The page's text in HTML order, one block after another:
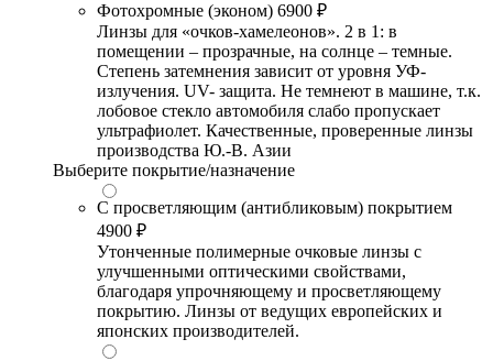
Фотохромные (эконом) 6900 ₽
Линзы для «очков-хамелеонов». 2 в 1: в
помещении – прозрачные, на солнце – темные.
Степень затемнения зависит от уровня УФ-
излучения. UV- защита. Не темнеют в машине, т.к.
лобовое стекло автомобиля слабо пропускает
ультрафиолет. Качественные, проверенные линзы
производства Ю.-В. Азии
Выберите покрытие/назначение
С просветляющим (антибликовым) покрытием
4900 ₽
Утонченные полимерные очковые линзы с
улучшенными оптическими свойствами,
благодаря упрочняющему и просветляющему
покрытию. Линзы от ведущих европейских и
японских производителей.